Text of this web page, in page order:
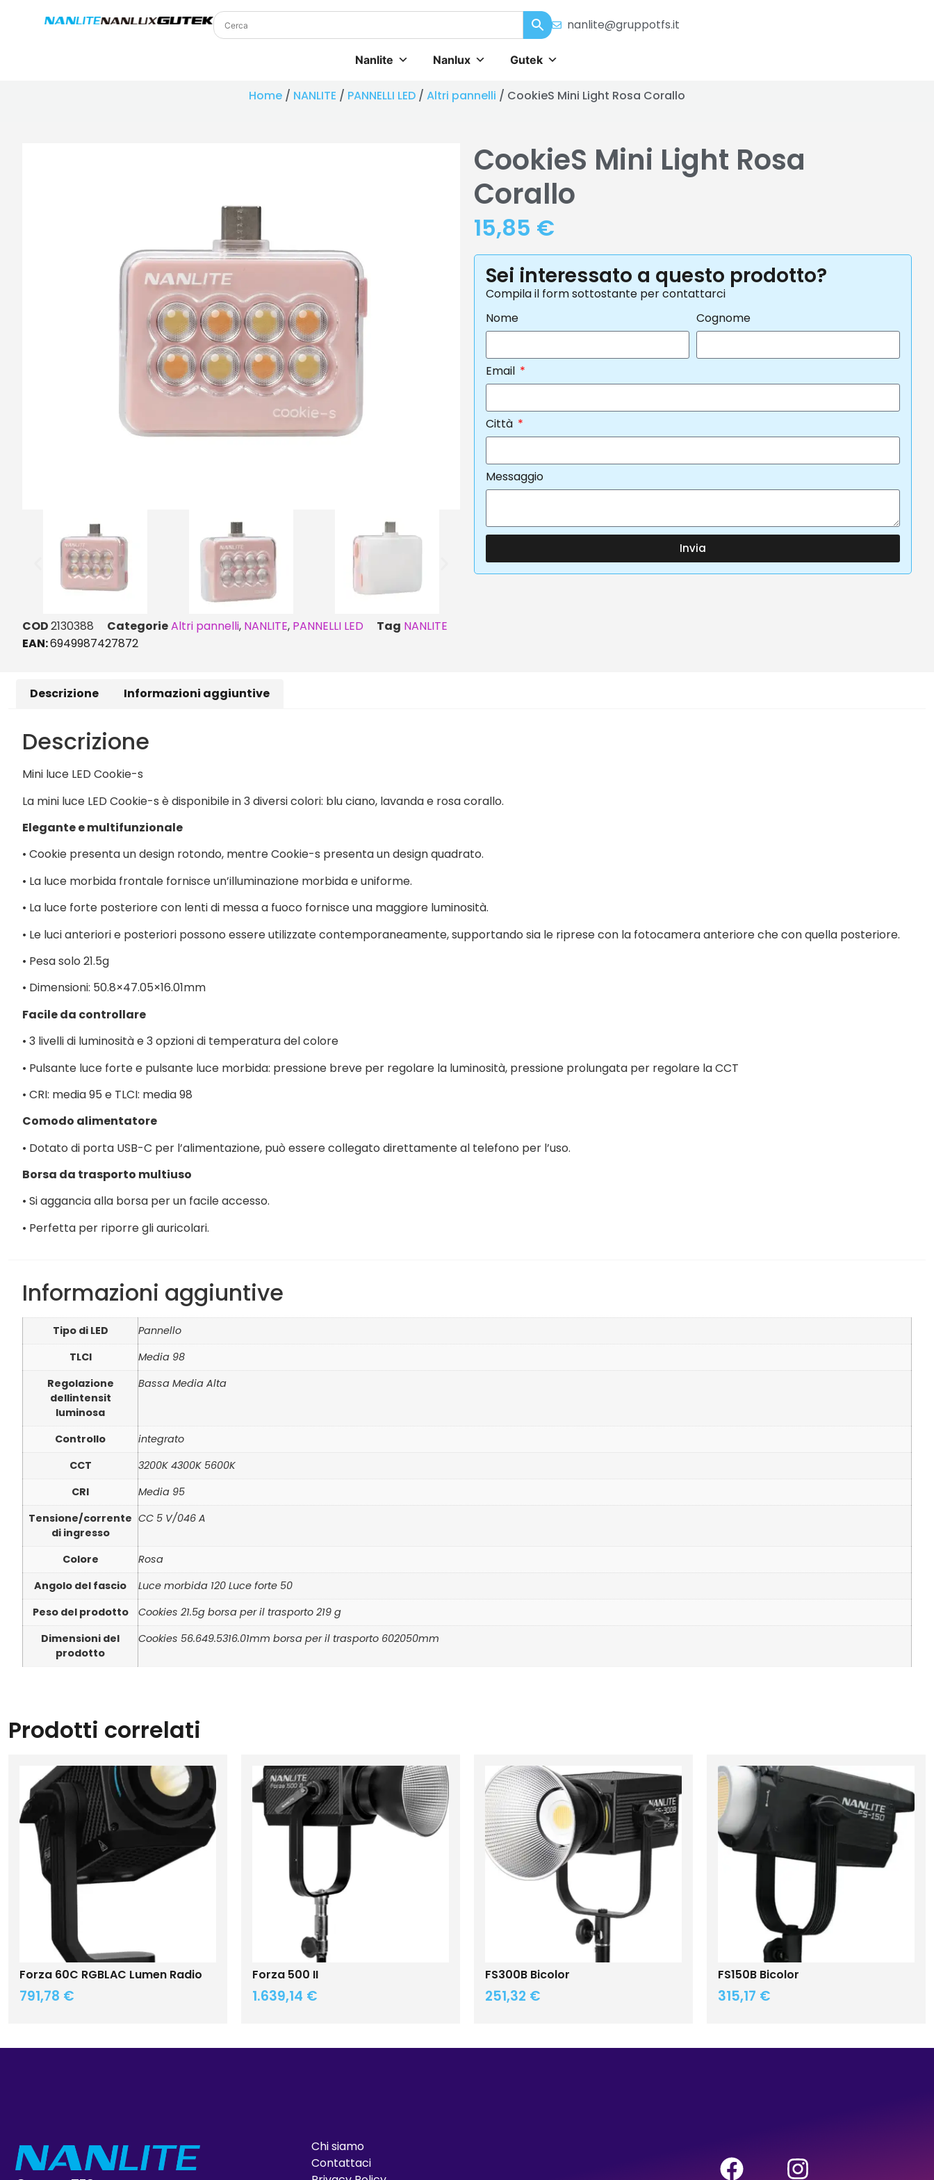
nanlite@gruppotfs.it
Nanlite Nanlux Gutek
Home / NANLITE / PANNELLI LED / Altri pannelli / CookieS Mini Light Rosa Corallo
COD2130388 CategorieAltri pannelli, NANLITE, PANNELLI LED Tag NANLITE
EAN:6949987427872
CookieS Mini Light Rosa
Corallo
15,85 €
Sei interessato a questo prodotto?
Compila il form sottostante per contattarci
Nome
Cognome
Email
Città
Messaggio
Invia
Descrizione Informazioni aggiuntive
Descrizione
Mini luce LED Cookie-s
La mini luce LED Cookie-s è disponibile in 3 diversi colori: blu ciano, lavanda e rosa corallo.
Elegante e multifunzionale
• Cookie presenta un design rotondo, mentre Cookie-s presenta un design quadrato.
• La luce morbida frontale fornisce un’illuminazione morbida e uniforme.
• La luce forte posteriore con lenti di messa a fuoco fornisce una maggiore luminosità.
• Le luci anteriori e posteriori possono essere utilizzate contemporaneamente, supportando sia le riprese con la fotocamera anteriore che con quella posteriore.
• Pesa solo 21.5g
• Dimensioni: 50.8×47.05×16.01mm
Facile da controllare
• 3 livelli di luminosità e 3 opzioni di temperatura del colore
• Pulsante luce forte e pulsante luce morbida: pressione breve per regolare la luminosità, pressione prolungata per regolare la CCT
• CRI: media 95 e TLCI: media 98
Comodo alimentatore
• Dotato di porta USB-C per l’alimentazione, può essere collegato direttamente al telefono per l’uso.
Borsa da trasporto multiuso
• Si aggancia alla borsa per un facile accesso.
• Perfetta per riporre gli auricolari.
Informazioni aggiuntive
Tipo di LED
Pannello
TLCI
Media 98
Regolazione
dellintensit
luminosa
Bassa Media Alta
Controllo
integrato
CCT
3200K 4300K 5600K
CRI
Media 95
Tensione/corrente
di ingresso
CC 5 V/046 A
Colore
Rosa
Angolo del fascio
Luce morbida 120 Luce forte 50
Peso del prodotto
Cookies 21.5g borsa per il trasporto 219 g
Dimensioni del
prodotto
Cookies 56.649.5316.01mm borsa per il trasporto 602050mm
Prodotti correlati
Forza 60C RGBLAC Lumen Radio
791,78 €
Forza 500 II
1.639,14 €
FS300B Bicolor
251,32 €
FS150B Bicolor
315,17 €
Chi siamo
Contattaci